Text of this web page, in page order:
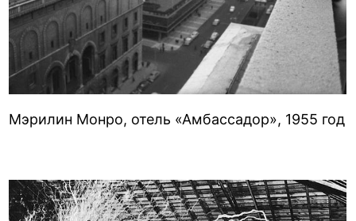
Мэрилин Монро, отель «Амбассадор», 1955 год